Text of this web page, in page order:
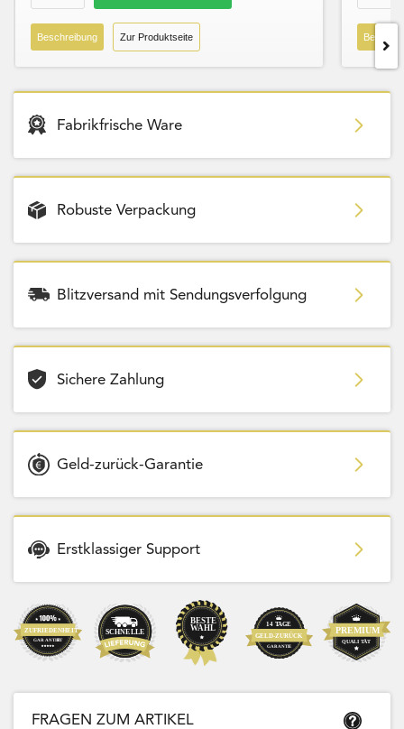
Beschreibung Zur Produktseite
Fabrikfrische Ware
Robuste Verpackung
Blitzversand mit Sendungsverfolgung
Sichere Zahlung
Geld-zurück-Garantie
Erstklassiger Support
FRAGEN ZUM ARTIKEL